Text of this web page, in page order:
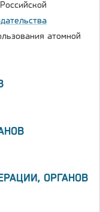
Российской
атомной
ОРГАНОВ